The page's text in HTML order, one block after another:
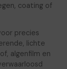
coating of
precies
lichte
algenfilm en